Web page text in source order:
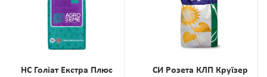
НС Голіат Екстра Плюс
СИ Розета КЛП Круїзер